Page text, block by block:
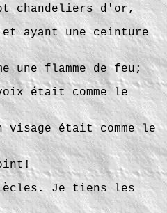
chandeliers d'or,
ayant une ceinture
une flamme de feu;
était comme le
était comme le
Je tiens les